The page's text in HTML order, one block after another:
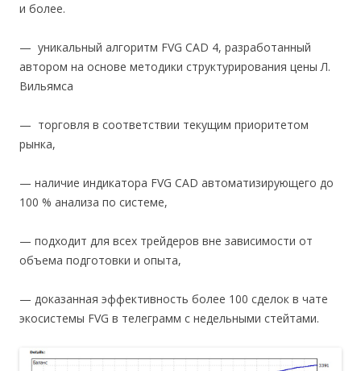
и более.
— уникальный алгоритм FVG CAD 4, разработанный
автором на основе методики структурирования цены Л.
Вильямса
— торговля в соответствии текущим приоритетом
рынка,
— наличие индикатора FVG CAD автоматизирующего до
100 % анализа по системе,
— подходит для всех трейдеров вне зависимости от
объема подготовки и опыта,
— доказанная эффективность более 100 сделок в чате
экосистемы FVG в телеграмм с недельными стейтами.